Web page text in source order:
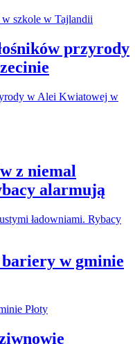
przyrody
z niemal
alarmują
bariery w gminie